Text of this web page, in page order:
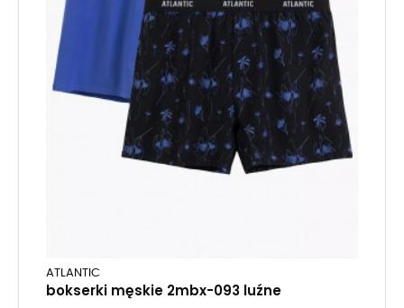
ATLANTIC
bokserki męskie 2mbx-093 luźne